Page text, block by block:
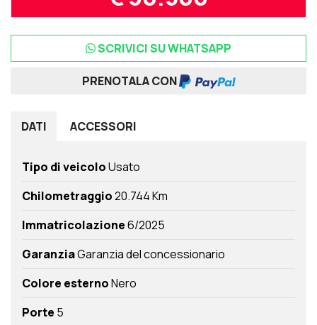
SCRIVICI SU WHATSAPP
PRENOTALA CON
DATI ACCESSORI
Tipo di veicoloUsato
Chilometraggio20.744 Km
Immatricolazione6/2025
GaranziaGaranzia del concessionario
Colore esternoNero
Porte 5